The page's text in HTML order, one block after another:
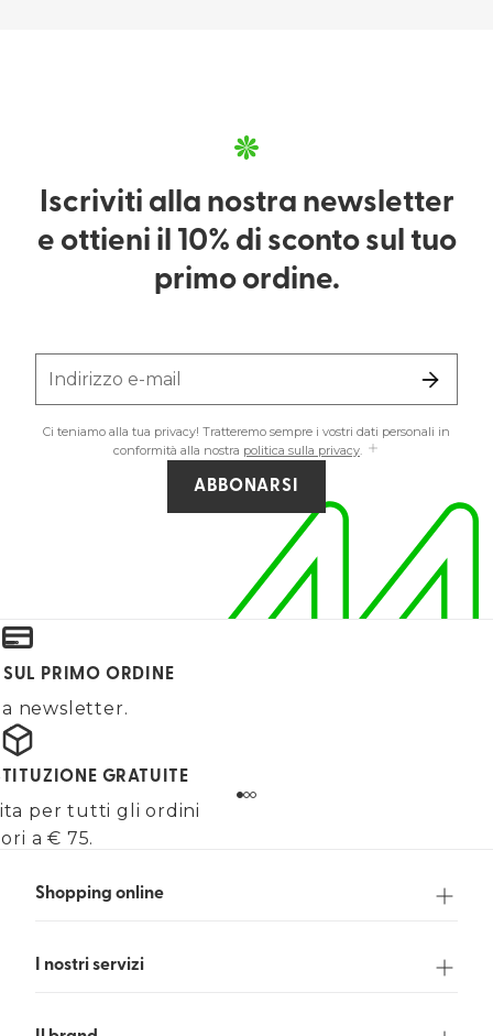
Iscriviti alla nostra newsletter
e ottieni il 10% di sconto sul tuo
primo ordine.
Indirizzo e-mail
Ci teniamo alla tua privacy! Tratteremo sempre i vostri dati personali in
conformità alla nostra politica sulla privacy.
ABBONARSI
PRIMO ORDINE
newsletter.
GRATUITE
per tutti gli ordini
a € 75.
Shopping online
I nostri servizi